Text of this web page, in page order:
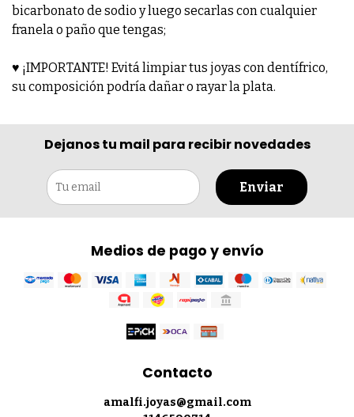
bicarbonato de sodio y luego secarlas con cualquier
franela o paño que tengas;
♥ ¡IMPORTANTE! Evitá limpiar tus joyas con dentífrico,
su composición podría dañar o rayar la plata.
Dejanos tu mail para recibir novedades
Enviar
Medios de pago y envío
Contacto
amalfi.joyas@gmail.com